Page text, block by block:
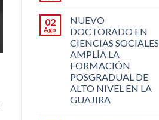
02
Ago
NUEVO
DOCTORADO EN
CIENCIAS SOCIALES
AMPLÍA LA
FORMACIÓN
POSGRADUAL DE
ALTO NIVEL EN LA
GUAJIRA